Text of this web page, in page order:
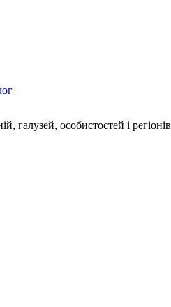
галузей, особистостей і регіонів